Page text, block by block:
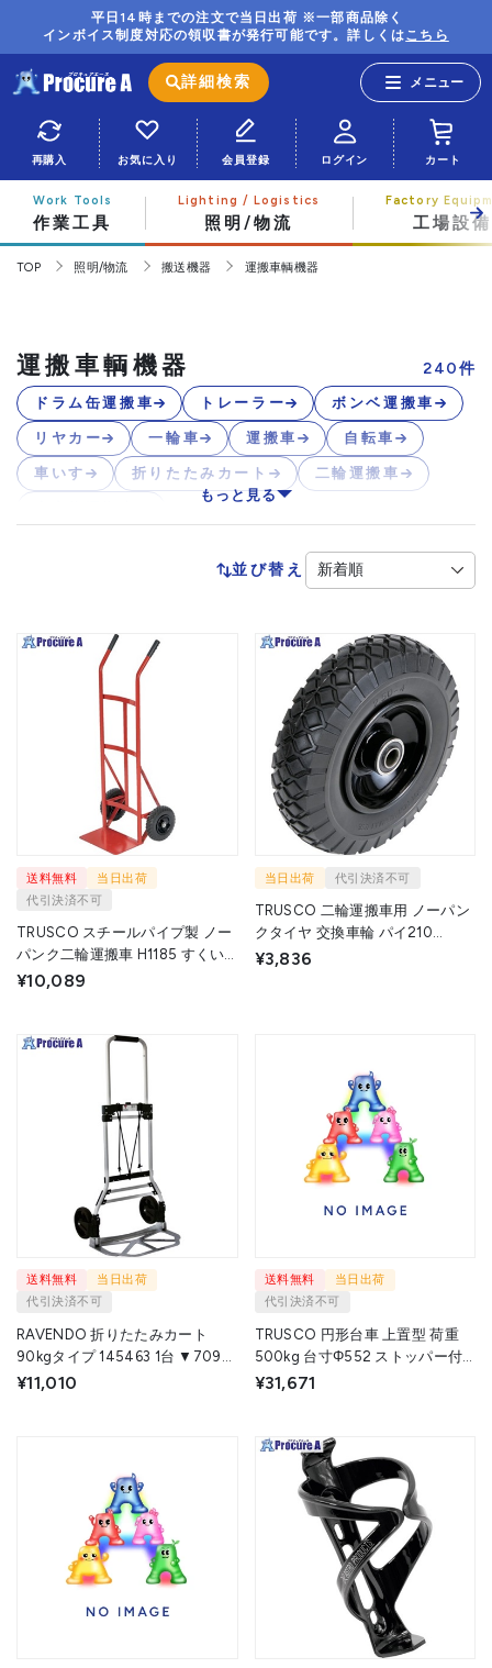
平日14時までの注文で当日出荷 ※一部商品除く
インボイス制度対応の領収書が発行可能です。詳しくはこちら
詳細検索
再購入 お気に入り 会員登録 ログイン カート
作業工具 照明/物流 工場設備
TOP 照明/物流 搬送機器 運搬車輌機器
運搬車輌機器 240件
ドラム缶運搬車 トレーラー ボンベ運搬車
リヤカー 一輪車 運搬車 自転車
車いす 折りたたみカート 二輪運搬車
もっと見る
並び替え
送料無料
当日出荷
代引決済不可
TRUSCO スチールパイプ製 ノー
パンク二輪運搬車 H1185 すくい
板190×340 HT-42N-A 1台
¥10,089
当日出荷 代引決済不可
TRUSCO 二輪運搬車用 ノーパン
クタイヤ 交換車輪 パイ210
¥3,836
送料無料
当日出荷
代引決済不可
RAVENDO 折りたたみカート
90kgタイプ 145463 1台 ▼709-
6446
¥11,010
送料無料
当日出荷
代引決済不可
TRUSCO 円形台車 上置型 荷重
500kg 台寸Φ552 ストッパー付
¥31,671